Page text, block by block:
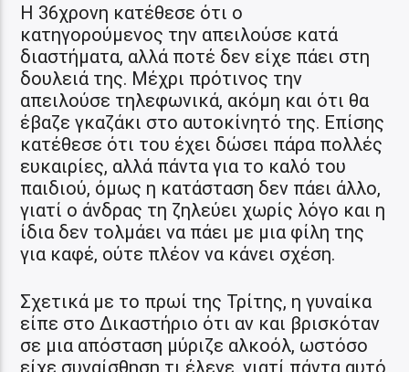
Η 36χρονη κατέθεσε ότι ο
κατηγορούμενος την απειλούσε κατά
διαστήματα, αλλά ποτέ δεν είχε πάει στη
δουλειά της. Μέχρι πρότινος την
απειλούσε τηλεφωνικά, ακόμη και ότι θα
έβαζε γκαζάκι στο αυτοκίνητό της. Επίσης
κατέθεσε ότι του έχει δώσει πάρα πολλές
ευκαιρίες, αλλά πάντα για το καλό του
παιδιού, όμως η κατάσταση δεν πάει άλλο,
γιατί ο άνδρας τη ζηλεύει χωρίς λόγο και η
ίδια δεν τολμάει να πάει με μια φίλη της
για καφέ, ούτε πλέον να κάνει σχέση.
Σχετικά με το πρωί της Τρίτης, η γυναίκα
είπε στο Δικαστήριο ότι αν και βρισκόταν
σε μια απόσταση μύριζε αλκοόλ, ωστόσο
είχε συναίσθηση τι έλεγε, γιατί πάντα αυτό